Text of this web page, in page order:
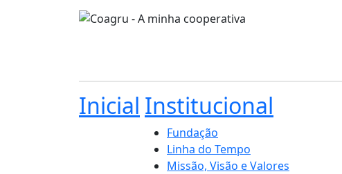
Inicial Institucional
Fundação
Linha do Tempo
Missão, Visão e Valores